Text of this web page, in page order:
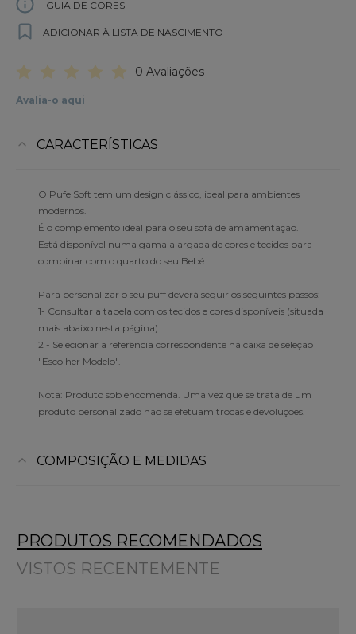
GUIA DE CORES
ADICIONAR À LISTA DE NASCIMENTO
0 Avaliações
Avalia-o aqui
CARACTERÍSTICAS
O Pufe Soft tem um design clássico, ideal para ambientes
modernos.
É o complemento ideal para o seu sofá de amamentação.
Está disponível numa gama alargada de cores e tecidos para
combinar com o quarto do seu Bebé.
Para personalizar o seu puff deverá seguir os seguintes passos:
1- Consultar a tabela com os tecidos e cores disponíveis (situada
mais abaixo nesta página).
2 - Selecionar a referência correspondente na caixa de seleção
"Escolher Modelo".
Nota: Produto sob encomenda. Uma vez que se trata de um
produto personalizado não se efetuam trocas e devoluções.
COMPOSIÇÃO E MEDIDAS
PRODUTOS RECOMENDADOS
VISTOS RECENTEMENTE